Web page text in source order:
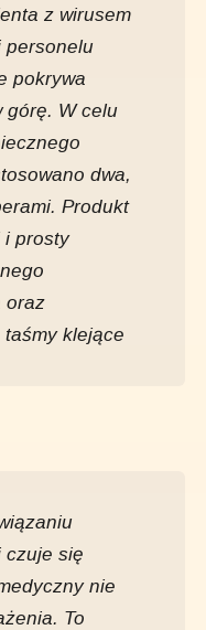
z wirusem
personelu
pokrywa
górę. W celu
dwa,
Produkt
i prosty
oraz
klejące
czuje się
nie
To